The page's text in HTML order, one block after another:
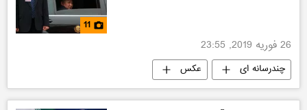
11
26 فوریه 2019, 23:55
چندرسانه ای عکس